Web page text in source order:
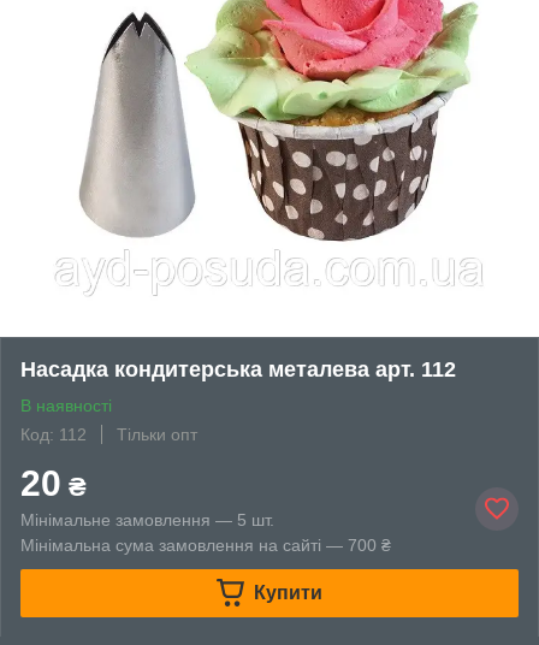
Насадка кондитерська металева арт. 112
В наявності
Код: 112
Тільки опт
20 ₴
Мінімальне замовлення — 5 шт.
Мінімальна сума замовлення на сайті — 700 ₴
Купити